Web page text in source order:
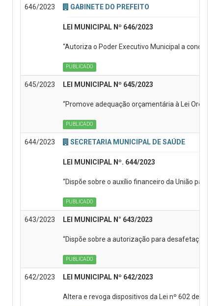
646/2023 GABINETE DO PREFEITO
LEI MUNICIPAL Nº 646/2023
“Autoriza o Poder Executivo Municipal a
PUBLICADO
645/2023 LEI MUNICIPAL Nº 645/2023
“Promove adequação orçamentária à Lei
PUBLICADO
644/2023 SECRETARIA MUNICIPAL DE SAÚDE
LEI MUNICIPAL Nº. 644/2023
“Dispõe sobre o auxílio financeiro da União para
PUBLICADO
643/2023 LEI MUNICIPAL N° 643/2023
“Dispõe sobre a autorização para desafetação e
PUBLICADO
642/2023 LEI MUNICIPAL Nº 642/2023
Altera e revoga dispositivos da Lei nº 602 de 11